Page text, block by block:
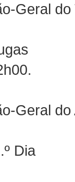
Geral do
Geral do
Dia